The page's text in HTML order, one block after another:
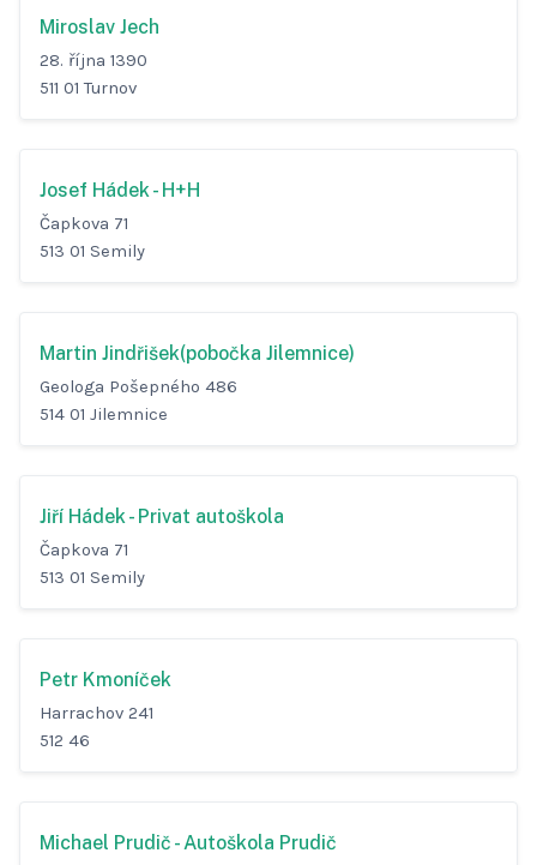
Miroslav Jech
28. října 1390
511 01 Turnov
Josef Hádek - H+H
Čapkova 71
513 01 Semily
Martin Jindřišek(pobočka Jilemnice)
Geologa Pošepného 486
514 01 Jilemnice
Jiří Hádek - Privat autoškola
Čapkova 71
513 01 Semily
Petr Kmoníček
Harrachov 241
512 46
Michael Prudič - Autoškola Prudič